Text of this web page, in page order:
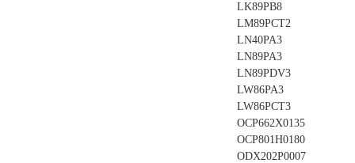
LK89PB8
LM89PCT2
LN40PA3
LN89PA3
LN89PDV3
LW86PA3
LW86PCT3
OCP662X0135
OCP801H0180
ODX202P0007